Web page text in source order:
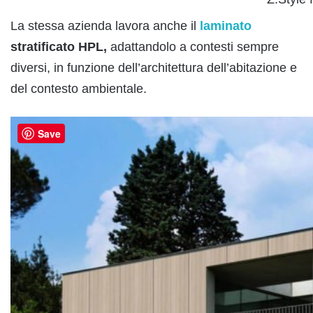
La stessa azienda lavora anche il
laminato
stratificato HPL, adattandolo a contesti sempre
diversi, in funzione dell’architettura dell’abitazione e
del contesto ambientale.
Save